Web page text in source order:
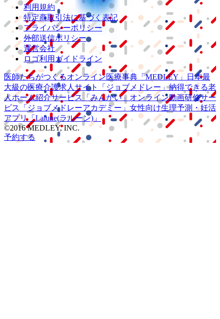
利用規約
特定商取引法に基づく表記
プライバシーポリシー
外部送信ポリシー
運営会社
ロゴ利用ガイドライン
医師たちがつくるオンライン医療事典 「MEDLEY」
日本最
大級の医療介護求人サイト 「ジョブメドレー」納得できる老
人ホーム紹介サービス
「みんかい」 オンライン動画研修サー
ビス
「ジョブメドレーアカデミー」 女性向け生理予測・妊活
アプリ「Lalune(ラルーン)」
©2016 MEDLEY, INC.
予約する